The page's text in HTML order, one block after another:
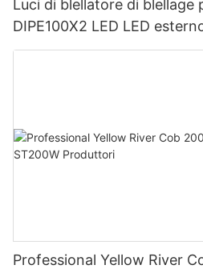
Luci di blellatore di blellage
DIPE100X2 LED LED
Professional Yellow River